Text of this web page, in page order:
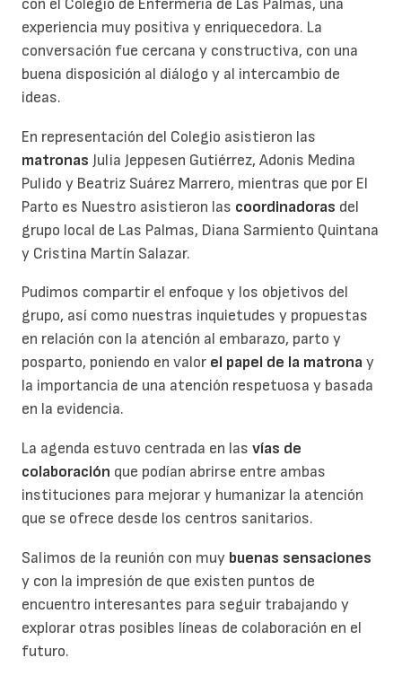
con el Colegio de Enfermería de Las Palmas, una
experiencia muy positiva y enriquecedora. La
conversación fue cercana y constructiva, con una
buena disposición al diálogo y al intercambio de
ideas.
En representación del Colegio asistieron las
matronas Julia Jeppesen Gutiérrez, Adonis Medina
Pulido y Beatriz Suárez Marrero, mientras que por El
Parto es Nuestro asistieron las coordinadoras del
grupo local de Las Palmas, Diana Sarmiento Quintana
y Cristina Martín Salazar.
Pudimos compartir el enfoque y los objetivos del
grupo, así como nuestras inquietudes y propuestas
en relación con la atención al embarazo, parto y
posparto, poniendo en valor el papel de la matrona y
la importancia de una atención respetuosa y basada
en la evidencia.
La agenda estuvo centrada en las vías de
colaboración que podían abrirse entre ambas
instituciones para mejorar y humanizar la atención
que se ofrece desde los centros sanitarios.
Salimos de la reunión con muy buenas sensaciones
y con la impresión de que existen puntos de
encuentro interesantes para seguir trabajando y
explorar otras posibles líneas de colaboración en el
futuro.